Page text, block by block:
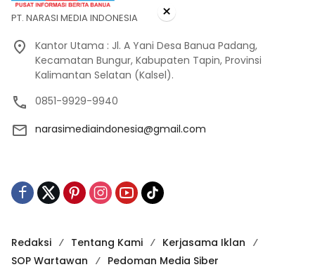
PT. NARASI MEDIA INDONESIA
Kantor Utama : Jl. A Yani Desa Banua Padang,
Kecamatan Bungur, Kabupaten Tapin, Provinsi
Kalimantan Selatan (Kalsel).
0851-9929-9940
narasimediaindonesia@gmail.com
Redaksi Tentang Kami
Kerjasama Iklan
SOP Wartawan
Pedoman Media Siber
×